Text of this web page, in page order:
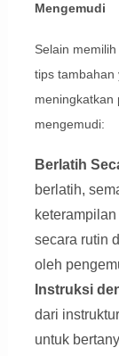
Mengemudi
Selain
tips tambahan
meningkatkan
mengemudi:
Berlatih
berlatih,
secara rutin
oleh
Instruksi
dari
untuk